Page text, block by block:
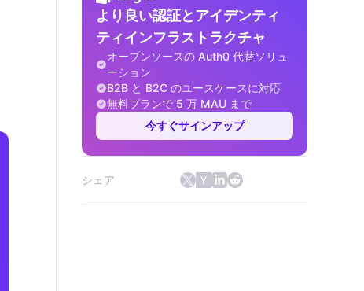
より良い認証とアイデンティ
ティインフラストラクチャ
オープンソースの Auth0 代替ソリュ
ーション
B2B と B2C のユースケースに対応
無料プランで 5 万 MAU まで
今すぐサインアップ
シェア